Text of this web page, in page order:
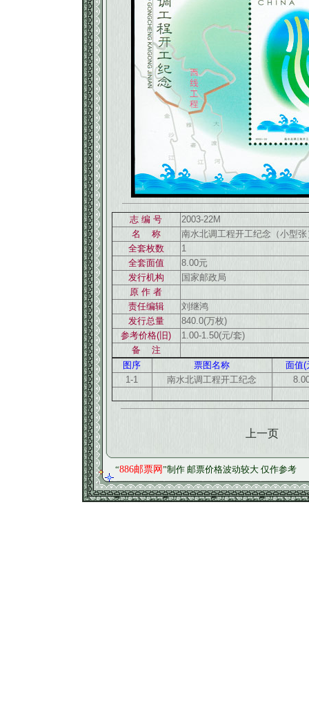
志 编 号
2003-22M
名 称
南水北调工程开工纪念（小型张
全套枚数
1
全套面值
8.00元
发行机构
国家邮政局
原 作 者
责任编辑
刘继鸿
发行总量
840.0(万枚)
参考价格(旧)
1.00-1.50(元/套)
备 注
图序
票图名称
面值(
1-1
南水北调工程开工纪念
上一页
“886邮票网 ”制作 邮票价格波动较大 仅作参考